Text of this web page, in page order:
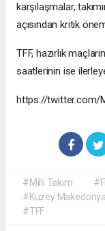
karşılaşmalar,
açısından kritik
TFF, hazırlık
saatlerinin ise
https://twitter.com/
#Milli Takım
#Kuzey Makedonya
#TFF